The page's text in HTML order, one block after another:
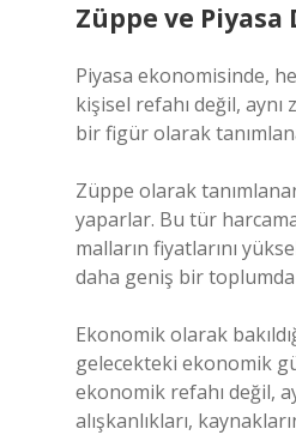
Züppe ve
Piyasa ekonomisinde,
kişisel refahı değil,
bir figür olarak
Züppe olarak
yaparlar. Bu tür
malların fiyatlarını
daha geniş bir
Ekonomik olarak
gelecekteki ekonomik
ekonomik refahı değil,
alışkanlıkları,